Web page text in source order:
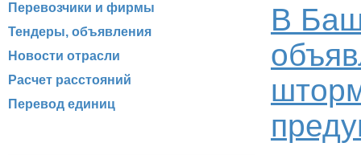
Перевозчики и фирмы
Тендеры, объявления
Новости отрасли
Расчет расстояний
Перевод единиц
В